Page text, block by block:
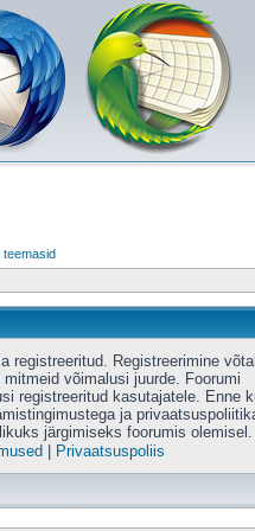
teemasid
registreeritud. Registreerimine
võimalusi juurde. Foorumi
registreeritud kasutajatele. Enne
ja
järgimiseks foorumis olemisel.
Privaatsuspoliis